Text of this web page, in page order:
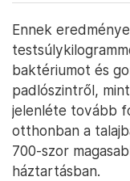
Ennek
baktériumot és
padlószintről,
jelenléte tovább
otthonban a
700-szor
háztartásban.